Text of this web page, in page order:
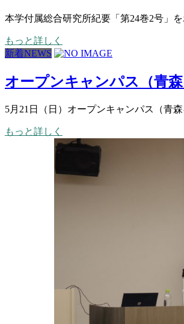
本学付属総合研究所紀要「第24巻2号」
もっと詳しく
新着NEWS
オープンキャンパス（青
5月21日（日）オープンキャンパス（青
もっと詳しく